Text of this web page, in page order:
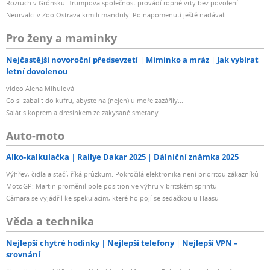
Rozruch v Grónsku: Trumpova společnost provádí ropné vrty bez povolení!
Neurvalci v Zoo Ostrava krmili mandrily! Po napomenutí ještě nadávali
Pro ženy a maminky
Nejčastější novoroční předsevzetí Miminko a mráz
Jak vybírat
letní dovolenou
video Alena Mihulová
Co si zabalit do kufru, abyste na (nejen) u moře zazářily...
Salát s koprem a dresinkem ze zakysané smetany
Auto-moto
Alko-kalkulačka Rallye Dakar 2025 Dálniční známka 2025
Výhřev, čidla a stačí, říká průzkum. Pokročilá elektronika není prioritou zákazníků
MotoGP: Martin proměnil pole position ve výhru v britském sprintu
Câmara se vyjádřil ke spekulacím, které ho pojí se sedačkou u Haasu
Věda a technika
Nejlepší chytré hodinky Nejlepší telefony
Nejlepší VPN –
srovnání